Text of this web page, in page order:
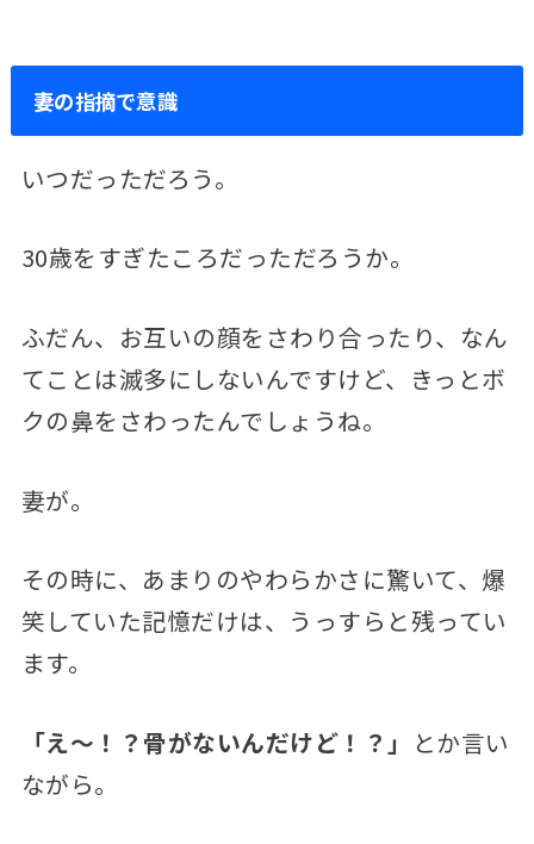
妻の指摘で意識
いつだっただろう。
30歳をすぎたころだっただろうか。
ふだん、お互いの顔をさわり合ったり、なん
てことは滅多にしないんですけど、きっとボ
クの鼻をさわったんでしょうね。
妻が。
その時に、あまりのやわらかさに驚いて、爆
笑していた記憶だけは、うっすらと残ってい
ます。
「え～！？骨がないんだけど！？」
とか言い
ながら。